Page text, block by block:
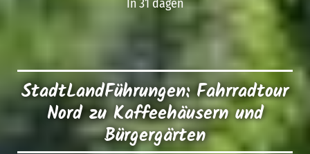
In 31 dagen
StadtLandFührungen: Fahrradtour
Nord zu Kaffeehäusern und
Bürgergärten